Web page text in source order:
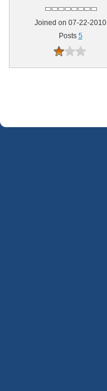
Joined on 07-22-2010
Posts 5